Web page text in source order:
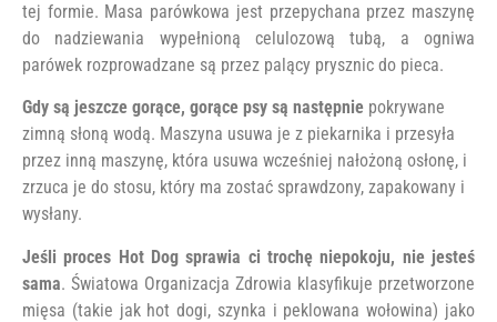
tej formie. Masa parówkowa jest przepychana przez maszynę
do nadziewania wypełnioną celulozową tubą, a ogniwa
parówek rozprowadzane są przez palący prysznic do pieca.
Gdy są jeszcze gorące, gorące psy są następnie pokrywane
zimną słoną wodą. Maszyna usuwa je z piekarnika i przesyła
przez inną maszynę, która usuwa wcześniej nałożoną osłonę, i
zrzuca je do stosu, który ma zostać sprawdzony, zapakowany i
wysłany.
Jeśli proces Hot Dog sprawia ci trochę niepokoju, nie jesteś
sama. Światowa Organizacja Zdrowia klasyfikuje przetworzone
mięsa (takie jak hot dogi, szynka i peklowana wołowina) jako